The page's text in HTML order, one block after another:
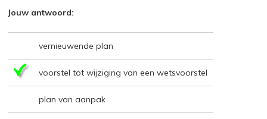
Jouw antwoord:
vernieuwende plan
voorstel tot wijziging van een wetsvoorstel
plan van aanpak